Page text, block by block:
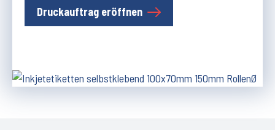
Druckauftrag eröffnen